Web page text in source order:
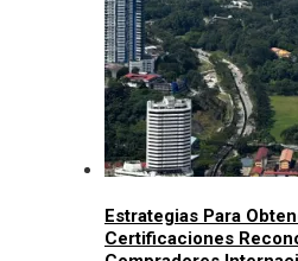
Estrategias Para
Certificaciones